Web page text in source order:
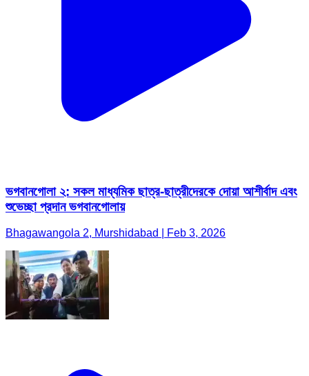
ভগবানগোলা ২: সকল মাধ্যমিক ছাত্র-ছাত্রীদেরকে দোয়া আশীর্বাদ এবং
শুভেচ্ছা প্রদান ভগবানগোলায়
Bhagawangola 2, Murshidabad | Feb 3, 2026